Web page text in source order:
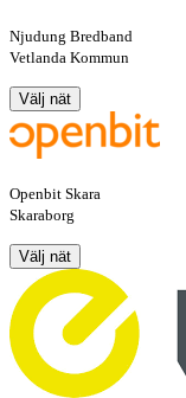
Njudung Bredband
Vetlanda Kommun
Välj nät
Openbit Skara
Skaraborg
Välj nät